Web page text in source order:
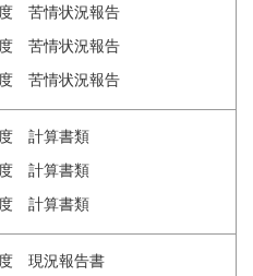
苦情状況報告
苦情状況報告
苦情状況報告
計算書類
計算書類
計算書類
現況報告書